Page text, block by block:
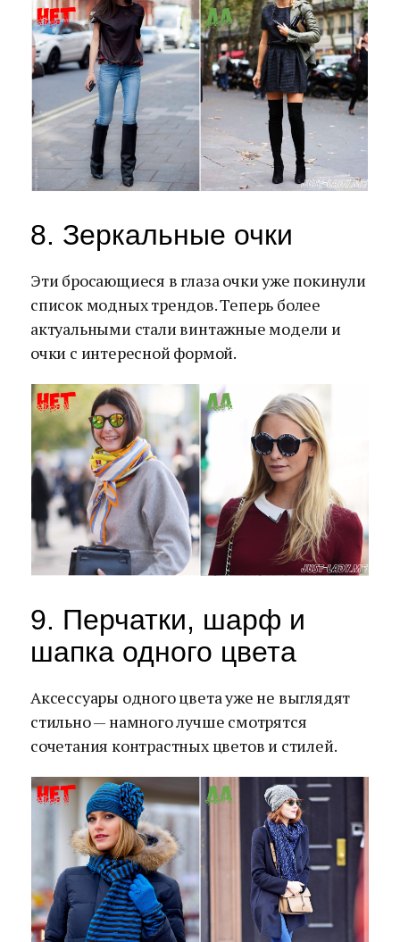
8. Зеркальные очки
Эти бросающиеся в глаза очки уже покинули
список модных трендов. Теперь более
актуальными стали винтажные модели и
очки с интересной формой.
9. Перчатки, шарф и
шапка одного цвета
Аксессуары одного цвета уже не выглядят
стильно — намного лучше смотрятся
сочетания контрастных цветов и стилей.